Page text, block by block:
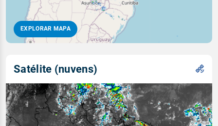
EXPLORAR MAPA
Satélite (nuvens)